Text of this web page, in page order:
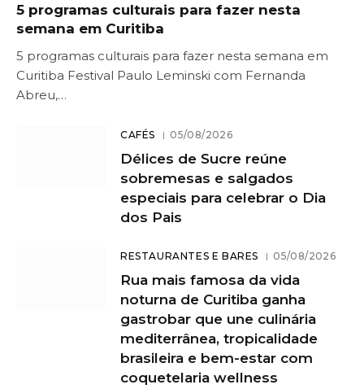
5 programas culturais para fazer nesta
semana em Curitiba
5 programas culturais para fazer nesta semana em
Curitiba Festival Paulo Leminski com Fernanda
Abreu,…
CAFÉS 05/08/2026
Délices de Sucre reúne
sobremesas e salgados
especiais para celebrar o Dia
dos Pais
RESTAURANTES E BARES 05/08/2026
Rua mais famosa da vida
noturna de Curitiba ganha
gastrobar que une culinária
mediterrânea, tropicalidade
brasileira e bem-estar com
coquetelaria wellness